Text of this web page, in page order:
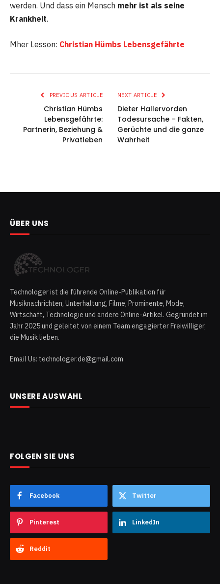
werden. Und dass ein Mensch mehr ist als seine
Krankheit.
Mher Lesson: Christian Hümbs Lebensgefährte
PREVIOUS ARTICLE
Christian Hümbs
Lebensgefährte:
Partnerin, Beziehung &
Privatleben
NEXT ARTICLE
Dieter Hallervorden
Todesursache – Fakten,
Gerüchte und die ganze
Wahrheit
ÜBER UNS
Technologer ist die führende Online-Publikation für
Musiknachrichten, Unterhaltung, Filme, Prominente, Mode,
Wirtschaft, Technologie und andere Online-Artikel. Gegründet im
Jahr 2025 und geleitet von einem Team engagierter Freiwilliger,
die Musik lieben.
Email Us: technologer.de@gmail.com
UNSERE AUSWAHL
FOLGEN SIE UNS
Facebook Twitter
Pinterest LinkedIn
Reddit